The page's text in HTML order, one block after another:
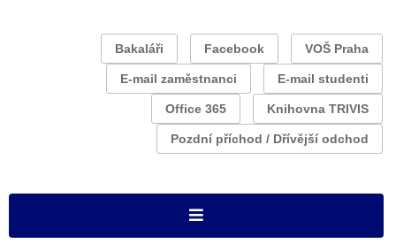
Bakaláři Facebook VOŠ Praha
E-mail zaměstnanci E-mail studenti
Office 365 Knihovna TRIVIS
Pozdní příchod / Dřívější odchod